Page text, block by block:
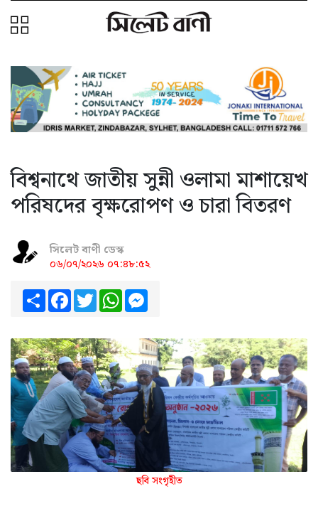
বিশ্বনাথে জাতীয় সুন্নী ওলামা মাশায়েখ
পরিষদের বৃক্ষরোপণ ও চারা বিতরণ
সিলেট বাণী ডেস্ক
০৬/০৭/২০২৬ ০৭:৪৮:৫২
ShareFacebook
TwitterWhatsApp
ছবি সংগৃহীত